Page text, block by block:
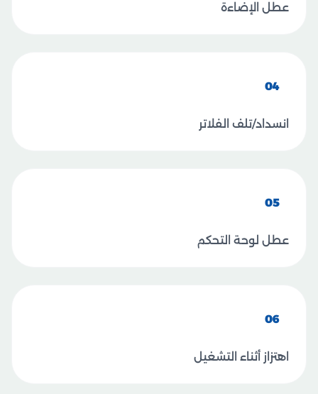
عطل الإضاءة
04
انسداد/تلف الفلاتر
05
عطل لوحة التحكم
06
اهتزاز أثناء التشغيل